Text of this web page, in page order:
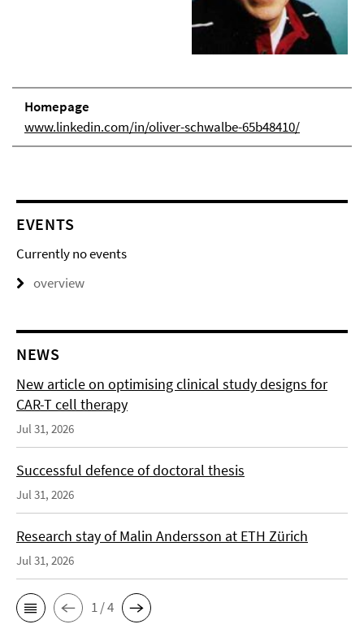
Homepage
www.linkedin.com/in/oliver-schwalbe-65b48410/
EVENTS
Currently no events
overview
NEWS
New article on optimising clinical study designs for
CAR-T cell therapy
Jul 31, 2026
Successful defence of doctoral thesis
Jul 31, 2026
Research stay of Malin Andersson at ETH Zürich
Jul 31, 2026
1 / 4